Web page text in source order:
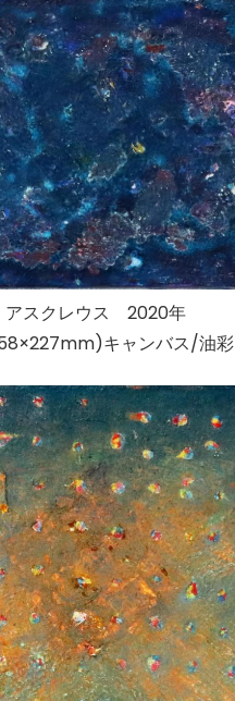
アスクレウス 2020年
キャンバス/油彩